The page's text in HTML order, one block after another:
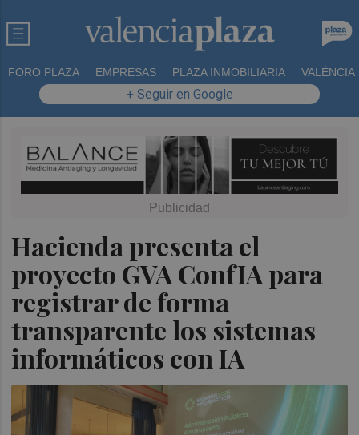
FORO PLAZA EMPRESAS PLAZA INMOBILIARIA VALÈNCIA
+ Seguir en Google
Hacienda presenta el
proyecto GVA ConfIA para
registrar de forma
transparente los sistemas
informáticos con IA